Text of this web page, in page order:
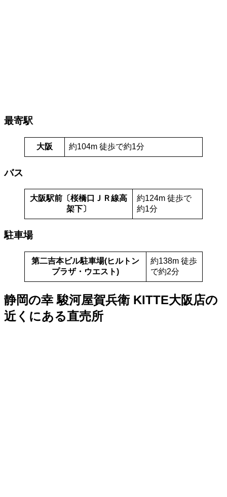
最寄駅
大阪 約104m 徒歩で約1分
バス
大阪駅前〔桜橋口ＪＲ線高
架下〕
約124m 徒歩で
約1分
駐車場
第二吉本ビル駐車場(ヒルトン
プラザ・ウエスト)
約138m 徒歩
で約2分
静岡の幸 駿河屋賀兵衛 KITTE大阪店の
近くにある直売所